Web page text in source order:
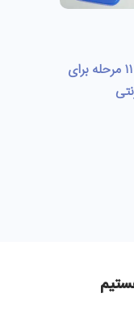
مراحل طراحی سایت فروشگاهی: ۱۱ مرحله برای